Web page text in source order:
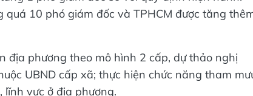
10 phó giám đốc và TPHCM được tăng thêm,
địa phương theo mô hình 2 cấp, dự thảo nghị
UBND cấp xã; thực hiện chức năng tham mưu,
vực ở địa phương.